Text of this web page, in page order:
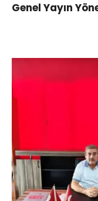
Genel Yayın